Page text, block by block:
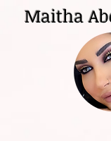
Maitha